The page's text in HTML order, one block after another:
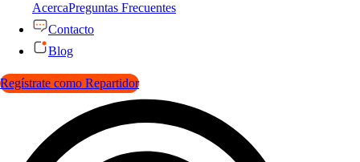
AcercaPreguntas Frecuentes
Contacto
Blog
Regístrate como Repartidor